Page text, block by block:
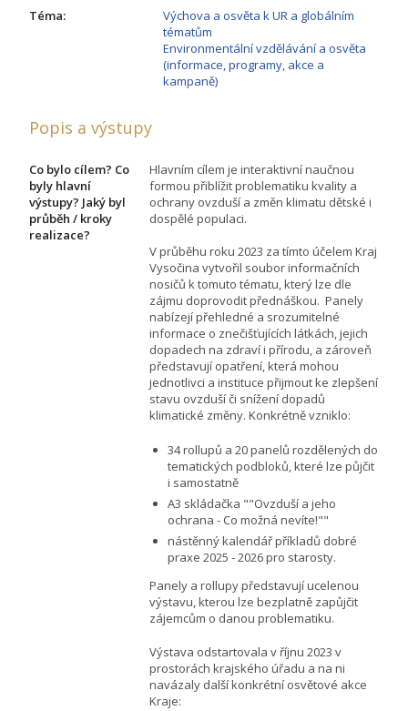
Téma:
Výchova a osvěta k UR a globálním
tématům
Environmentální vzdělávání a osvěta
(informace, programy, akce a
kampaně)
Popis a výstupy
Co bylo cílem? Co
byly hlavní
výstupy? Jaký byl
průběh / kroky
realizace?
Hlavním cílem je interaktivní naučnou
formou přiblížit problematiku kvality a
ochrany ovzduší a změn klimatu dětské i
dospělé populaci.
V průběhu roku 2023 za tímto účelem Kraj
Vysočina vytvořil soubor informačních
nosičů k tomuto tématu, který lze dle
zájmu doprovodit přednáškou. Panely
nabízejí přehledné a srozumitelné
informace o znečišťujících látkách, jejich
dopadech na zdraví i přírodu, a zároveň
představují opatření, která mohou
jednotlivci a instituce přijmout ke zlepšení
stavu ovzduší či snížení dopadů
klimatické změny. Konkrétně vzniklo:
34 rollupů a 20 panelů rozdělených do
tematických podbloků, které lze půjčit
i samostatně
A3 skládačka ""Ovzduší a jeho
ochrana - Co možná nevíte!""
nástěnný kalendář příkladů dobré
praxe 2025 - 2026 pro starosty.
Panely a rollupy představují ucelenou
výstavu, kterou lze bezplatně zapůjčit
zájemcům o danou problematiku.
Výstava odstartovala v říjnu 2023 v
prostorách krajského úřadu a na ni
navázaly další konkrétní osvětové akce
Kraje: